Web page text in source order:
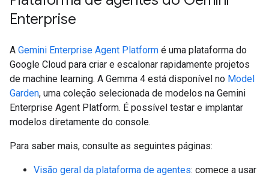
Enterprise
A Gemini Enterprise Agent Platform é uma plataforma do
Google Cloud para criar e escalonar rapidamente projetos
de machine learning. A Gemma 4 está disponível no Model
Garden, uma coleção selecionada de modelos na Gemini
Enterprise Agent Platform. É possível testar e implantar
modelos diretamente do console.
Para saber mais, consulte as seguintes páginas:
Visão geral da plataforma de agentes: comece a usar